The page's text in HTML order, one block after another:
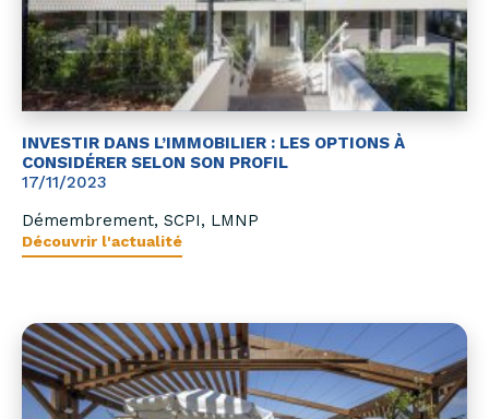
INVESTIR DANS L’IMMOBILIER : LES OPTIONS À
CONSIDÉRER SELON SON PROFIL
17/11/2023
Démembrement, SCPI, LMNP
Découvrir l'actualité